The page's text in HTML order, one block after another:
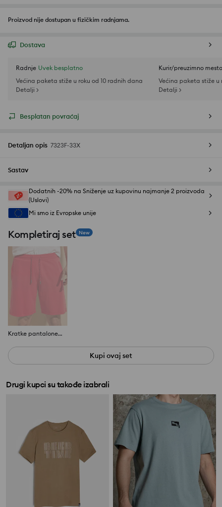
Proizvod nije dostupan u fizičkim radnjama.
Dostava
Radnje Uvek besplatno
Većina paketa stiže u roku od 10 radnih dana
Detalji >
Kurir/preuzimno mesto
Većina paketa stiže u
Detalji >
Besplatan povraćaj
Detaljan opis 7323F-33X
Sastav
Dodatnih -20% na Sniženje uz kupovinu najmanje 2 proizvoda
(Uslovi)
Mi smo iz Evropske unije
Kompletiraj set New
Kratke pantalone s vezicom za pritezanje oko struka
Kupi ovaj set
Drugi kupci su takođe izabrali